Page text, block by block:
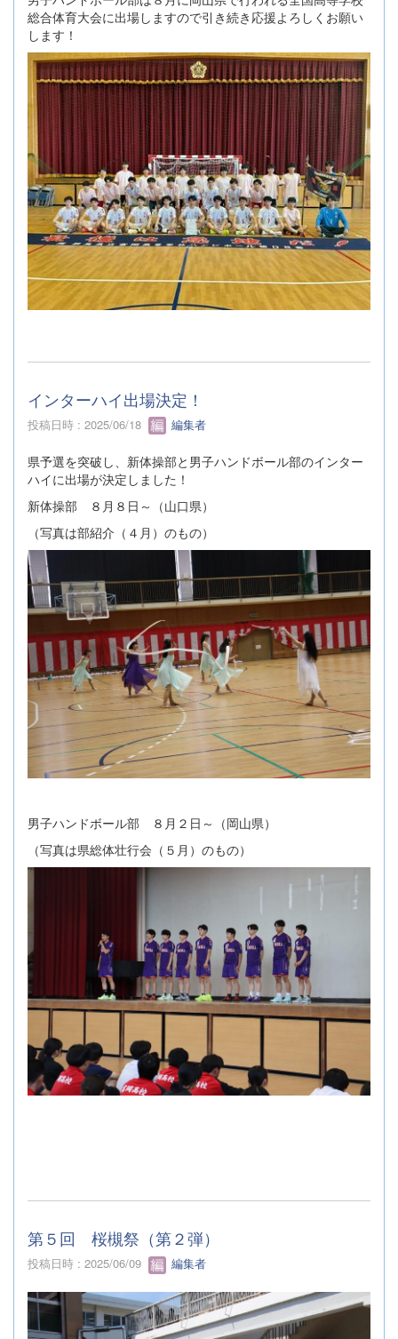
総合体育大会に出場しますので引き続き応援よろしくお願い
します！
インターハイ出場決定！
投稿日時 : 2025/06/18 編集者
県予選を突破し、新体操部と男子ハンドボール部のインター
ハイに出場が決定しました！
新体操部 ８月８日～（山口県）
（写真は部紹介（４月）のもの）
男子ハンドボール部 ８月２日～（岡山県）
（写真は県総体壮行会（５月）のもの）
第５回 桜槻祭（第２弾）
投稿日時 : 2025/06/09 編集者